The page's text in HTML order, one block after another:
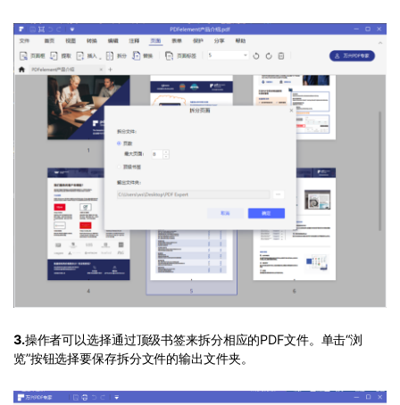
3.操作者可以选择通过顶级书签来拆分相应的PDF文件。单击“浏
览”按钮选择要保存拆分文件的输出文件夹。